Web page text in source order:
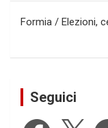
Formia / Elezioni,
Seguici
Facebook